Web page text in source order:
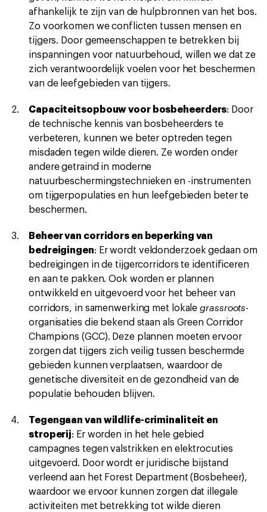
afhankelijk te zijn van de hulpbronnen van het bos.
Zo voorkomen we conflicten tussen mensen en
tijgers. Door gemeenschappen te betrekken bij
inspanningen voor natuurbehoud, willen we dat ze
zich verantwoordelijk voelen voor het beschermen
van de leefgebieden van tijgers.
Capaciteitsopbouw voor bosbeheerders: Door
de technische kennis van bosbeheerders te
verbeteren, kunnen we beter optreden tegen
misdaden tegen wilde dieren. Ze worden onder
andere getraind in moderne
natuurbeschermingstechnieken en -instrumenten
om tijgerpopulaties en hun leefgebieden beter te
beschermen.
Beheer van corridors en beperking van
bedreigingen: Er wordt veldonderzoek gedaan om
bedreigingen in de tijgercorridors te identificeren
en aan te pakken. Ook worden er plannen
ontwikkeld en uitgevoerd voor het beheer van
corridors, in samenwerking met lokalegrassroots-
organisaties die bekend staan als Green Corridor
Champions (GCC). Deze plannen moeten ervoor
zorgen dat tijgers zich veilig tussen beschermde
gebieden kunnen verplaatsen, waardoor de
genetische diversiteit en de gezondheid van de
populatie behouden blijven.
Tegengaan van wildlife-criminaliteit en
stroperij: Er worden in het hele gebied
campagnes tegen valstrikken en elektrocuties
uitgevoerd. Door wordt er juridische bijstand
verleend aan het Forest Department (Bosbeheer),
waardoor we ervoor kunnen zorgen dat illegale
activiteiten met betrekking tot wilde dieren